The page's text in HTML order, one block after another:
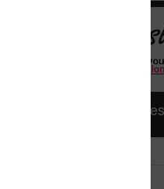
Liseuses pas